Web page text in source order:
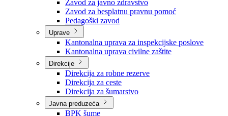
Zavodi
Zavod zdravstvenog osiguranja
Zavod za javno zdravstvo
Zavod za besplatnu pravnu pomoć
Pedagoški zavod
Uprave
Kantonalna uprava za inspekcijske poslove
Kantonalna uprava civilne zaštite
Direkcije
Direkcija za robne rezerve
Direkcija za ceste